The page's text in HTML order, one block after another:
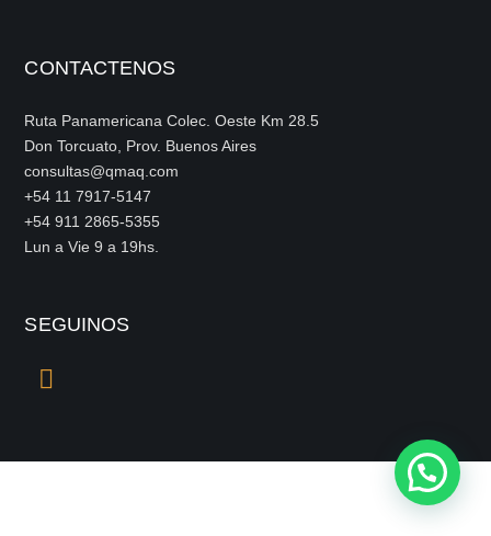
CONTACTENOS
Ruta Panamericana Colec. Oeste Km 28.5
Don Torcuato, Prov. Buenos Aires
consultas@qmaq.com
+54 11 7917-5147
+54 911 2865-5355
Lun a Vie 9 a 19hs.
SEGUINOS